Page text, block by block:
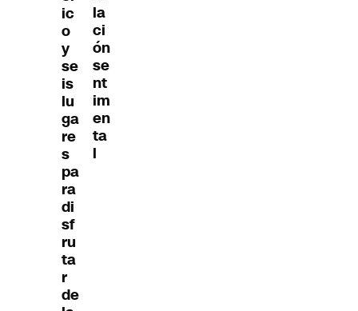
ic
o
y
se
is
lu
ga
re
s
pa
ra
di
sf
ru
ta
r
de
la
ci
ón
se
nt
im
en
ta
l